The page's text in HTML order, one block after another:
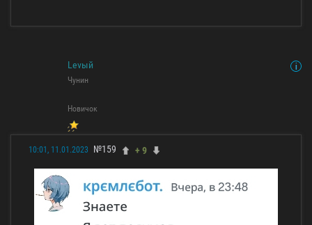
Levый
Чунин
Новичок
10:01, 11.01.2023 №159 + 9